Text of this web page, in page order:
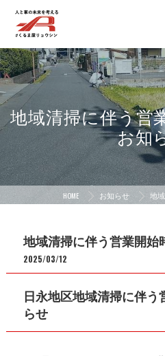
地域清掃に伴う営
お知
HOME お知らせ 地
地域清掃に伴う営業開始
2025/03/12
日永地区地域清掃に伴
らせ